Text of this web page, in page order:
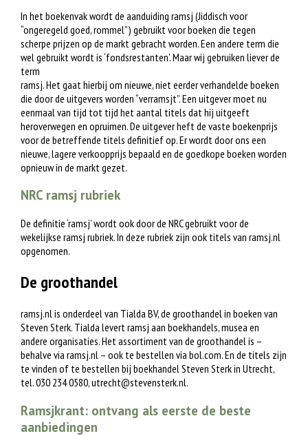
In het boekenvak wordt de aanduiding ramsj (Jiddisch voor
“ongeregeld goed, rommel”) gebruikt voor boeken die tegen
scherpe prijzen op de markt gebracht worden. Een andere term die
wel gebruikt wordt is ‘fondsrestanten’. Maar wij gebruiken liever de
term
ramsj. Het gaat hierbij om nieuwe, niet eerder verhandelde boeken
die door de uitgevers worden “verramsjt”. Een uitgever moet nu
eenmaal van tijd tot tijd het aantal titels dat hij uitgeeft
heroverwegen en opruimen. De uitgever heft de vaste boekenprijs
voor de betreffende titels definitief op. Er wordt door ons een
nieuwe, lagere verkoopprijs bepaald en de goedkope boeken worden
opnieuw in de markt gezet.
NRC ramsj rubriek
De definitie ‘ramsj’ wordt ook door de NRC gebruikt voor de
wekelijkse ramsj rubriek. In deze rubriek zijn ook titels van ramsj.nl
opgenomen.
De groothandel
ramsj.nl is onderdeel van Tialda BV, de groothandel in boeken van
Steven Sterk. Tialda levert ramsj aan boekhandels, musea en
andere organisaties. Het assortiment van de groothandel is –
behalve via ramsj.nl – ook te bestellen via bol.com. En de titels zijn
te vinden of te bestellen bij boekhandel Steven Sterk in Utrecht,
tel. 030 234 0580,utrecht@stevensterk.nl.
Ramsjkrant: ontvang als eerste de beste
aanbiedingen